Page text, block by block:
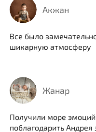
Акжан
Все было
шикарную атмосферу
Жанар
Получили море
поблагодарить